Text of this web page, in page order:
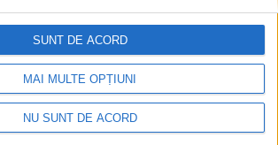
MAI MULTE OPȚIUNI
NU SUNT DE ACORD
SUNT DE ACORD